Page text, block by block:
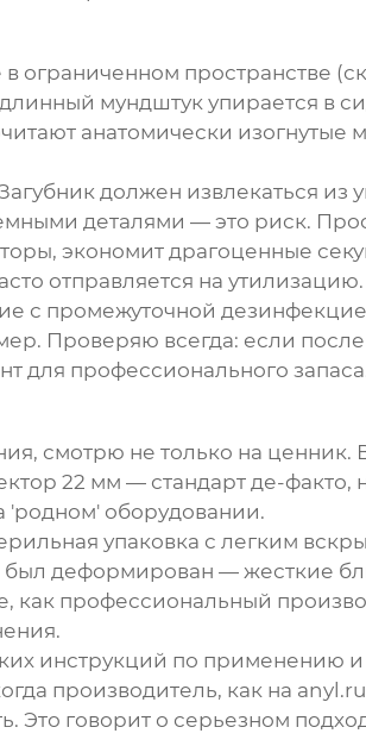
ограниченном пространстве
мундштук упирается в
анатомически изогнутые
должен извлекаться из
деталями — это риск.
экономит драгоценные
отправляется на
с промежуточной
Проверяю всегда: если
для профессионального
смотрю не только на ценник.
22 мм — стандарт де-факто,
'родном' оборудовании.
упаковка с легким
был деформирован — жесткие
, как профессиональный
инструкций по применению
производитель, как на anyl.ru
Это говорит о серьезном